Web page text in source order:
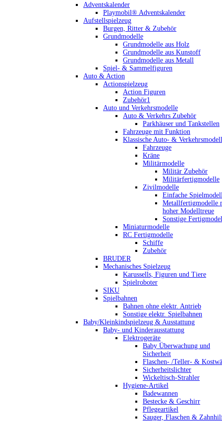
Adventskalender
Playmobil® Adventskalender
Aufstellspielzeug
Burgen, Ritter & Zubehör
Grundmodelle
Grundmodelle aus Holz
Grundmodelle aus Kunstoff
Grundmodelle aus Metall
Spiel- & Sammelfiguren
Auto & Action
Actionspielzeug
Action Figuren
Zubehör1
Auto und Verkehrsmodelle
Auto & Verkehrs Zubehör
Parkhäuser und Tankstellen
Fahrzeuge mit Funktion
Klassische Auto- &
Fahrzeuge
Kräne
Militärmodelle
Militär Zubehör
Militärfertigmodelle
Zivilmodelle
Einfache
Metallfertigmodelle
hoher Modelltreue
Sonstige
Miniaturmodelle
RC Fertigmodelle
Schiffe
Zubehör
BRUDER
Mechanisches Spielzeug
Karussells, Figuren und Tiere
Spielroboter
SIKU
Spielbahnen
Bahnen ohne elektr. Antrieb
Sonstige elektr. Spielbahnen
Baby/Kleinkindspielzeug & Ausstattung
Baby- und Kinderausstattung
Elektrogeräte
Baby Überwachung und
Sicherheit
Flaschen- /Teller- &
Sicherheitslichter
Wickeltisch-Strahler
Hygiene-Artikel
Badewannen
Bestecke & Geschirr
Pflegeartikel
Sauger, Flaschen &